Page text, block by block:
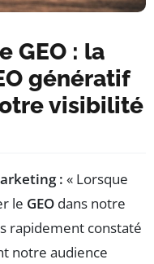
GEO : la
génératif
visibilité
: « Lorsque
le GEO dans notre
rapidement constaté
notre audience